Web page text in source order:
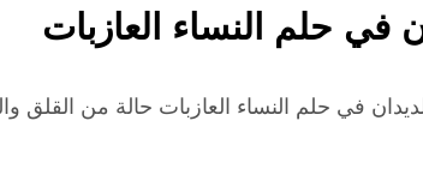
في حلم النساء العازبات
في حلم النساء العازبات حالة من القلق